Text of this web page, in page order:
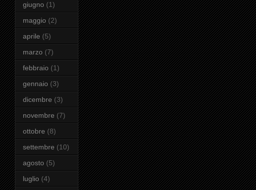
giugno (1)
maggio (2)
aprile (5)
marzo (7)
febbraio (1)
gennaio (3)
dicembre (3)
novembre (7)
ottobre (8)
settembre (10)
agosto (5)
luglio (4)